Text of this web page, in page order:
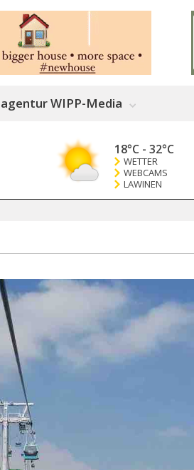
WIPP-Media
18°C - 32°C
WETTER
WEBCAMS
LAWINEN